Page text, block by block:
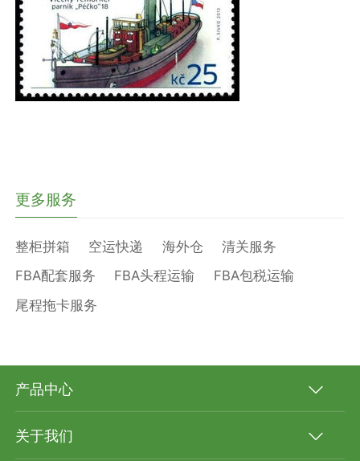
更多服务
整柜拼箱 空运快递 海外仓
清关服务
FBA配套服务
FBA头程运输
FBA包税运输
尾程拖卡服务
产品中心
关于我们